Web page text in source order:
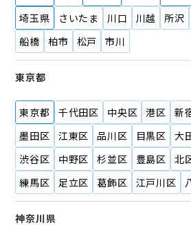
埼玉県
さいたま 川口 川越 所沢
船橋
柏市 松戸 市川
東京都
東京都 千代田区 中央区 港区 新
墨田区
江東区 品川区 目黒区 大
渋谷区
中野区 杉並区 豊島区 北
練馬区
足立区 葛飾区 江戸川区
神奈川県